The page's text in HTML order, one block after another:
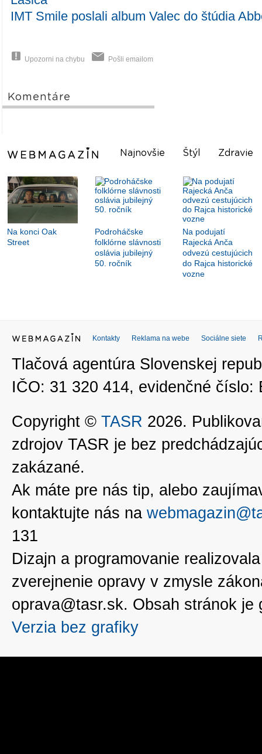
IMT Smile poslali album Valec do štúdia
Upozorni na chybu Pošli emailom
Komentáre
Najnovšie Štýl Zdravie
Na konci Oak
Street
Podroháčske
folklórne slávnosti
oslávia jubilejný
50. ročník
Na podujatí
Rajecká Anča
odvezú cestujúcich
do Rajca historické
vozne
Kontakty Reklama na webe Sociálne siete
Tlačová agentúra Slovenskej
IČO: 31 320 414, evidenčné číslo:
Copyright © TASR 2026.
zdrojov TASR je bez
zakázané.
Ak máte pre nás tip, alebo
kontaktujte nás na
131
Dizajn a programovanie
zverejnenie opravy v zmysle
oprava@tasr.sk. Obsah stránok
Verzia bez grafiky